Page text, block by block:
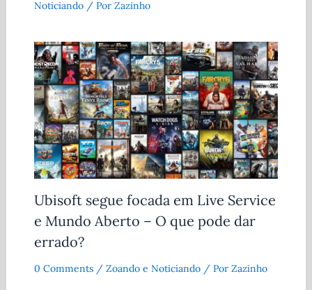
Noticiando/ Por Zazinho
Ubisoft segue focada em Live Service
e Mundo Aberto – O que pode dar
errado?
0 Comments / Zoando e Noticiando/ Por Zazinho